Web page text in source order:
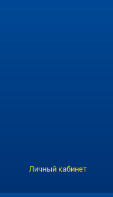
Личный кабинет